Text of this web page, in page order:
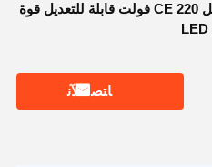
ماكينة لعبة مخلب معتمدة من قبل CE 220 فولت قابلة للتعديل قوة
ﺎﺘﺼﻟ ﺍﻶﻧ